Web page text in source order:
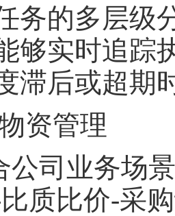
务的多层级
够实时追踪
滞后或超期
资管理
公司业务场
质比价-采